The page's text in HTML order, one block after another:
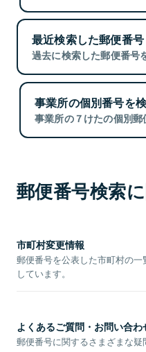
最近検索した郵便番号
過去に検索した郵便番号
事業所の個別番号を
事業所の７けたの個別郵
郵便番号検索
市町村変更情報
郵便番号を公表した市町村の
しています。
よくあるご質問・お問い合わ
郵便番号に関するさまざまな疑